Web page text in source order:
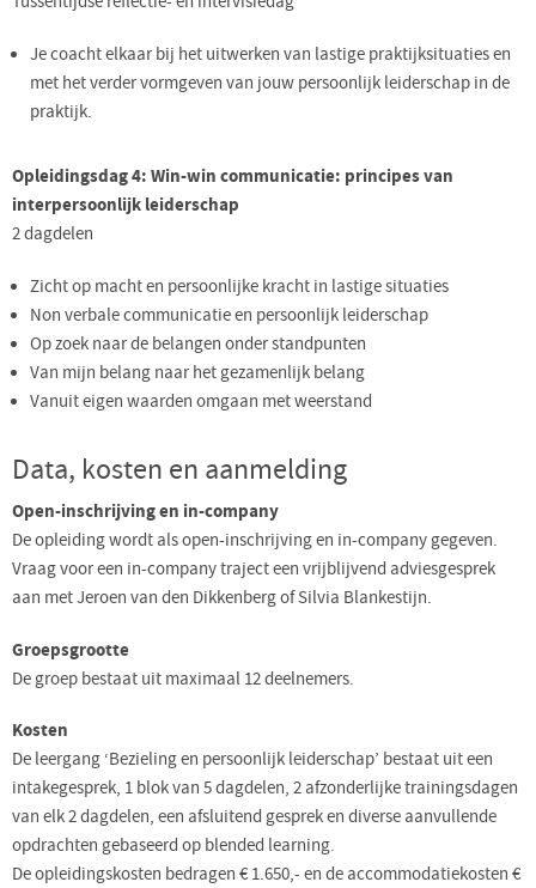
Je coacht elkaar bij het uitwerken van lastige praktijksituaties en
met het verder vormgeven van jouw persoonlijk leiderschap in de
praktijk.
Opleidingsdag 4: Win-win communicatie: principes van
interpersoonlijk leiderschap
2 dagdelen
Zicht op macht en persoonlijke kracht in lastige situaties
Non verbale communicatie en persoonlijk leiderschap
Op zoek naar de belangen onder standpunten
Van mijn belang naar het gezamenlijk belang
Vanuit eigen waarden omgaan met weerstand
Data, kosten en aanmelding
Open-inschrijving en in-company
De opleiding wordt als open-inschrijving en in-company gegeven.
Vraag voor een in-company traject een vrijblijvend adviesgesprek
aan met Jeroen van den Dikkenberg of Silvia Blankestijn.
Groepsgrootte
De groep bestaat uit maximaal 12 deelnemers.
Kosten
De leergang ‘Bezieling en persoonlijk leiderschap’ bestaat uit een
intakegesprek, 1 blok van 5 dagdelen, 2 afzonderlijke trainingsdagen
van elk 2 dagdelen, een afsluitend gesprek en diverse aanvullende
opdrachten gebaseerd op blended learning.
De opleidingskosten bedragen € 1.650,- en de accommodatiekosten €